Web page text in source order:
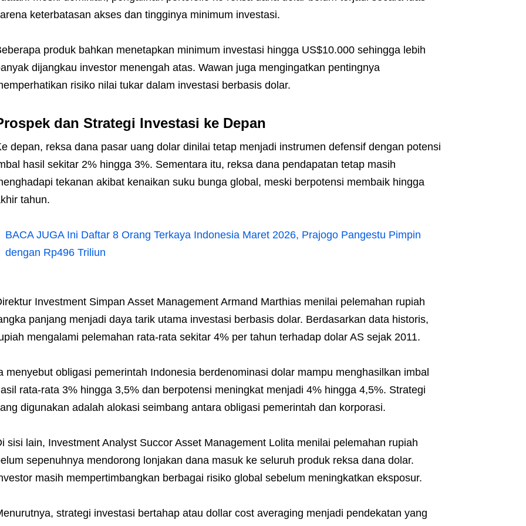
keterbatasan akses dan tingginya minimum investasi.
produk bahkan menetapkan minimum investasi hingga US$10.000 sehingga lebih
dijangkau investor menengah atas. Wawan juga mengingatkan pentingnya
risiko nilai tukar dalam investasi berbasis dolar.
dan Strategi Investasi ke Depan
depan, reksa dana pasar uang dolar dinilai tetap menjadi instrumen defensif dengan potensi
hasil sekitar 2% hingga 3%. Sementara itu, reksa dana pendapatan tetap masih
tekanan akibat kenaikan suku bunga global, meski berpotensi membaik hingga
tahun.
BACA JUGA Ini Daftar 8 Orang Terkaya Indonesia Maret 2026, Prajogo Pangestu Pimpin
dengan Rp496 Triliun
Investment Simpan Asset Management Armand Marthias menilai pelemahan rupiah
panjang menjadi daya tarik utama investasi berbasis dolar. Berdasarkan data historis,
mengalami pelemahan rata-rata sekitar 4% per tahun terhadap dolar AS sejak 2011.
menyebut obligasi pemerintah Indonesia berdenominasi dolar mampu menghasilkan imbal
rata-rata 3% hingga 3,5% dan berpotensi meningkat menjadi 4% hingga 4,5%. Strategi
digunakan adalah alokasi seimbang antara obligasi pemerintah dan korporasi.
sisi lain, Investment Analyst Succor Asset Management Lolita menilai pelemahan rupiah
sepenuhnya mendorong lonjakan dana masuk ke seluruh produk reksa dana dolar.
masih mempertimbangkan berbagai risiko global sebelum meningkatkan eksposur.
strategi investasi bertahap atau dollar cost averaging menjadi pendekatan yang